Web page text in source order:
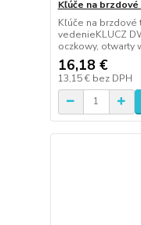
Kľúče na
Kľúče na brzdové
vedenieKLUCZ
oczkowy, otwarty
16,18 €
13,15 € bez DPH